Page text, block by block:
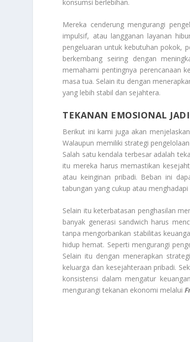
konsumsi berlebihan.
Mereka cenderung mengurangi
impulsif, atau langganan layanan
pengeluaran untuk kebutuhan pokok,
berkembang seiring dengan
memahami pentingnya perencanaan
masa tua. Selain itu dengan
yang lebih stabil dan sejahtera.
TEKANAN EMOSIONAL
Berikut ini kami juga akan
Walaupun memiliki strategi
Salah satu kendala terbesar adalah
itu mereka harus memastikan
atau keinginan pribadi. Beban ini
tabungan yang cukup atau
Selain itu keterbatasan penghasilan
banyak generasi sandwich harus
tanpa mengorbankan stabilitas
hidup hemat. Seperti mengurangi
Selain itu dengan menerapkan
keluarga dan kesejahteraan pribadi.
konsistensi dalam mengatur
mengurangi tekanan ekonomi melalui